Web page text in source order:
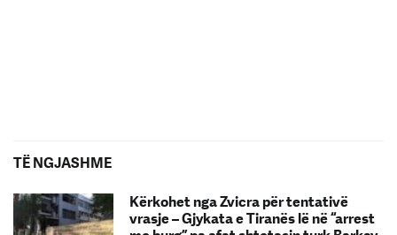
TË NGJASHME
Kërkohet nga Zvicra për tentativë
vrasje – Gjykata e Tiranës lë në “arrest